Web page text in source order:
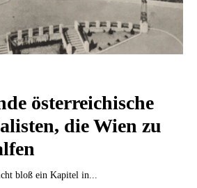
österreichische
die Wien zu
bloß ein Kapitel in...